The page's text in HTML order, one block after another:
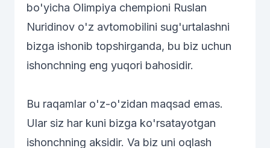
bo'yicha Olimpiya chempioni Ruslan
Nuridinov o'z avtomobilini sug'urtalashni
bizga ishonib topshirganda, bu biz uchun
ishonchning eng yuqori bahosidir.
Bu raqamlar o'z-o'zidan maqsad emas.
Ular siz har kuni bizga ko'rsatayotgan
ishonchning aksidir. Va biz uni oqlash